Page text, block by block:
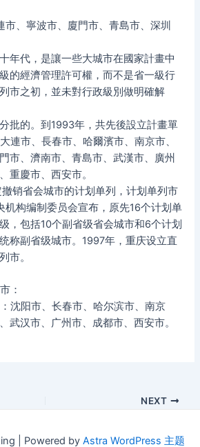
市、寧波市、廈門市、青島市、深圳
年代，是讓一些大城市在國家計畫中
的經濟管理許可權，而不是省一級行
市之初，並未對行政級別做明確解
批的。到1993年，共先後設立計畫單
連市、長春市、哈爾濱市、南京市、
市、濟南市、青島市、武漢市、廣州
重慶市、西安市。
销省会城市的计划单列，计划单列市
机构编制委员会宣布，原先16个计划单
，包括10个副省级省会城市和6个计划
称副省级城市。1997年，重庆设立直
市。
：
沈阳市、长春市、哈尔滨市、南京
武汉市、广州市、成都市、西安市。
NEXT
| Powered by Astra WordPress 主题